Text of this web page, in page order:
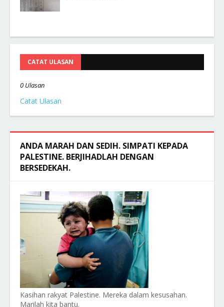
CATAT ULASAN
0 Ulasan
Catat Ulasan
ANDA MARAH DAN SEDIH. SIMPATI KEPADA
PALESTINE. BERJIHADLAH DENGAN
BERSEDEKAH.
Kasihan rakyat Palestine. Mereka dalam kesusahan.
Marilah kita bantu.